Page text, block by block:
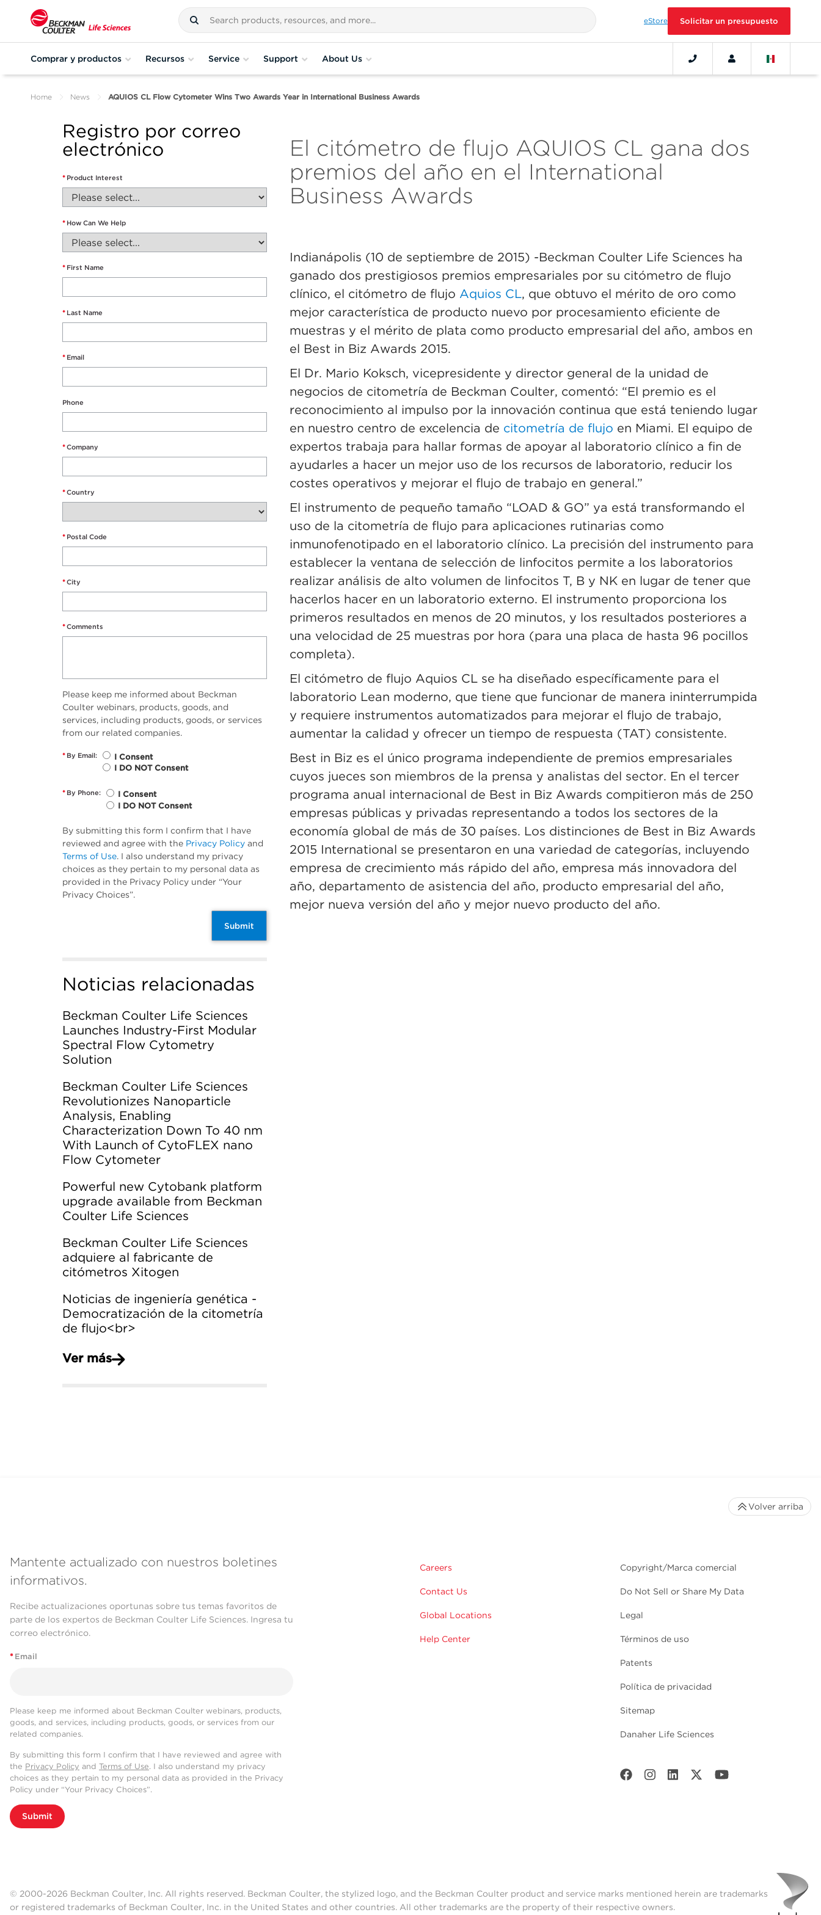
eStore Solicitar un presupuesto
Comprar y productos Recursos Service Support About Us
Home News AQUIOS CL Flow Cytometer Wins Two Awards Year in International Business Awards
Registro por correo
electrónico
* Product Interest
* How Can We Help
* First Name
* Last Name
* Email
Phone
*Company
*Country
* Postal Code
*City
*Comments
Please keep me informed about Beckman
Coulter webinars, products, goods, and
services, including products, goods, or services
from our related companies.
* By Email:
I Consent
I DO NOT Consent
* By Phone:
I Consent
I DO NOT Consent
By submitting this form I confirm that I have
reviewed and agree with the Privacy Policy and
Terms of Use. I also understand my privacy
choices as they pertain to my personal data as
provided in the Privacy Policy under “Your
Privacy Choices”.
Submit
Noticias relacionadas
Beckman Coulter Life Sciences
Launches Industry-First Modular
Spectral Flow Cytometry
Solution
Beckman Coulter Life Sciences
Revolutionizes Nanoparticle
Analysis, Enabling
Characterization Down To 40 nm
With Launch of CytoFLEX nano
Flow Cytometer
Powerful new Cytobank platform
upgrade available from Beckman
Coulter Life Sciences
Beckman Coulter Life Sciences
adquiere al fabricante de
citómetros Xitogen
Noticias de ingeniería genética -
Democratización de la citometría
de flujo<br>
Ver más
El citómetro de flujo AQUIOS CL gana dos
premios del año en el International
Business Awards
Indianápolis (10 de septiembre de 2015) -Beckman Coulter Life Sciences ha
ganado dos prestigiosos premios empresariales por su citómetro de flujo
clínico, el citómetro de flujo Aquios CL, que obtuvo el mérito de oro como
mejor característica de producto nuevo por procesamiento eficiente de
muestras y el mérito de plata como producto empresarial del año, ambos en
el Best in Biz Awards 2015.
El Dr. Mario Koksch, vicepresidente y director general de la unidad de
negocios de citometría de Beckman Coulter, comentó: “El premio es el
reconocimiento al impulso por la innovación continua que está teniendo lugar
en nuestro centro de excelencia de citometría de flujo en Miami. El equipo de
expertos trabaja para hallar formas de apoyar al laboratorio clínico a fin de
ayudarles a hacer un mejor uso de los recursos de laboratorio, reducir los
costes operativos y mejorar el flujo de trabajo en general.”
El instrumento de pequeño tamaño “LOAD & GO” ya está transformando el
uso de la citometría de flujo para aplicaciones rutinarias como
inmunofenotipado en el laboratorio clínico. La precisión del instrumento para
establecer la ventana de selección de linfocitos permite a los laboratorios
realizar análisis de alto volumen de linfocitos T, B y NK en lugar de tener que
hacerlos hacer en un laboratorio externo. El instrumento proporciona los
primeros resultados en menos de 20 minutos, y los resultados posteriores a
una velocidad de 25 muestras por hora (para una placa de hasta 96 pocillos
completa).
El citómetro de flujo Aquios CL se ha diseñado específicamente para el
laboratorio Lean moderno, que tiene que funcionar de manera ininterrumpida
y requiere instrumentos automatizados para mejorar el flujo de trabajo,
aumentar la calidad y ofrecer un tiempo de respuesta (TAT) consistente.
Best in Biz es el único programa independiente de premios empresariales
cuyos jueces son miembros de la prensa y analistas del sector. En el tercer
programa anual internacional de Best in Biz Awards compitieron más de 250
empresas públicas y privadas representando a todos los sectores de la
economía global de más de 30 países. Los distinciones de Best in Biz Awards
2015 International se presentaron en una variedad de categorías, incluyendo
empresa de crecimiento más rápido del año, empresa más innovadora del
año, departamento de asistencia del año, producto empresarial del año,
mejor nueva versión del año y mejor nuevo producto del año.
Mantente actualizado con nuestros boletines
informativos.
Recibe actualizaciones oportunas sobre tus temas favoritos de
parte de los expertos de Beckman Coulter Life Sciences. Ingresa tu
correo electrónico.
* Email
Please keep me informed about Beckman Coulter webinars, products,
goods, and services, including products, goods, or services from our
related companies.
By submitting this form I confirm that I have reviewed and agree with
the Privacy Policy and Terms of Use. I also understand my privacy
choices as they pertain to my personal data as provided in the Privacy
Policy under “Your Privacy Choices”.
Submit
Careers
Contact Us
Global Locations
Help Center
Copyright/Marca comercial
Do Not Sell or Share My Data
Legal
Términos de uso
Patents
Política de privacidad
Sitemap
Danaher Life Sciences
Volver arriba
© 2000-2026 Beckman Coulter, Inc. All rights reserved. Beckman Coulter, the stylized logo, and the Beckman Coulter product and service marks mentioned herein are trademarks
or registered trademarks of Beckman Coulter, Inc. in the United States and other countries. All other trademarks are the property of their respective owners.